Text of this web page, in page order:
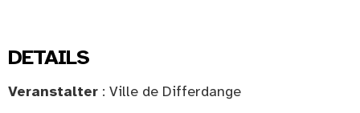
DETAILS
Veranstalter : Ville de Differdange